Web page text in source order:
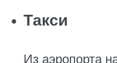
Такси
Из аэропорта